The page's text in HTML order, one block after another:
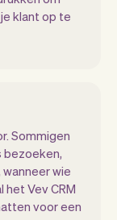
klant op te
Sommigen
bezoeken,
wie
Vev CRM
voor een